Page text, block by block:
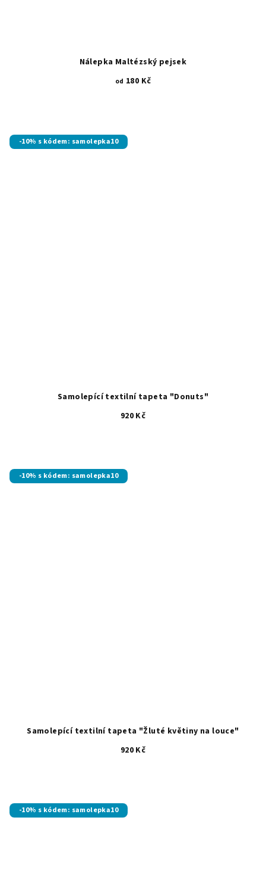
Nálepka Maltézský pejsek
od 180 Kč
-10% s kódem: samolepka10
Samolepící textilní tapeta "Donuts"
920 Kč
-10% s kódem: samolepka10
Samolepící textilní tapeta "Žluté květiny na louce"
920 Kč
-10% s kódem: samolepka10